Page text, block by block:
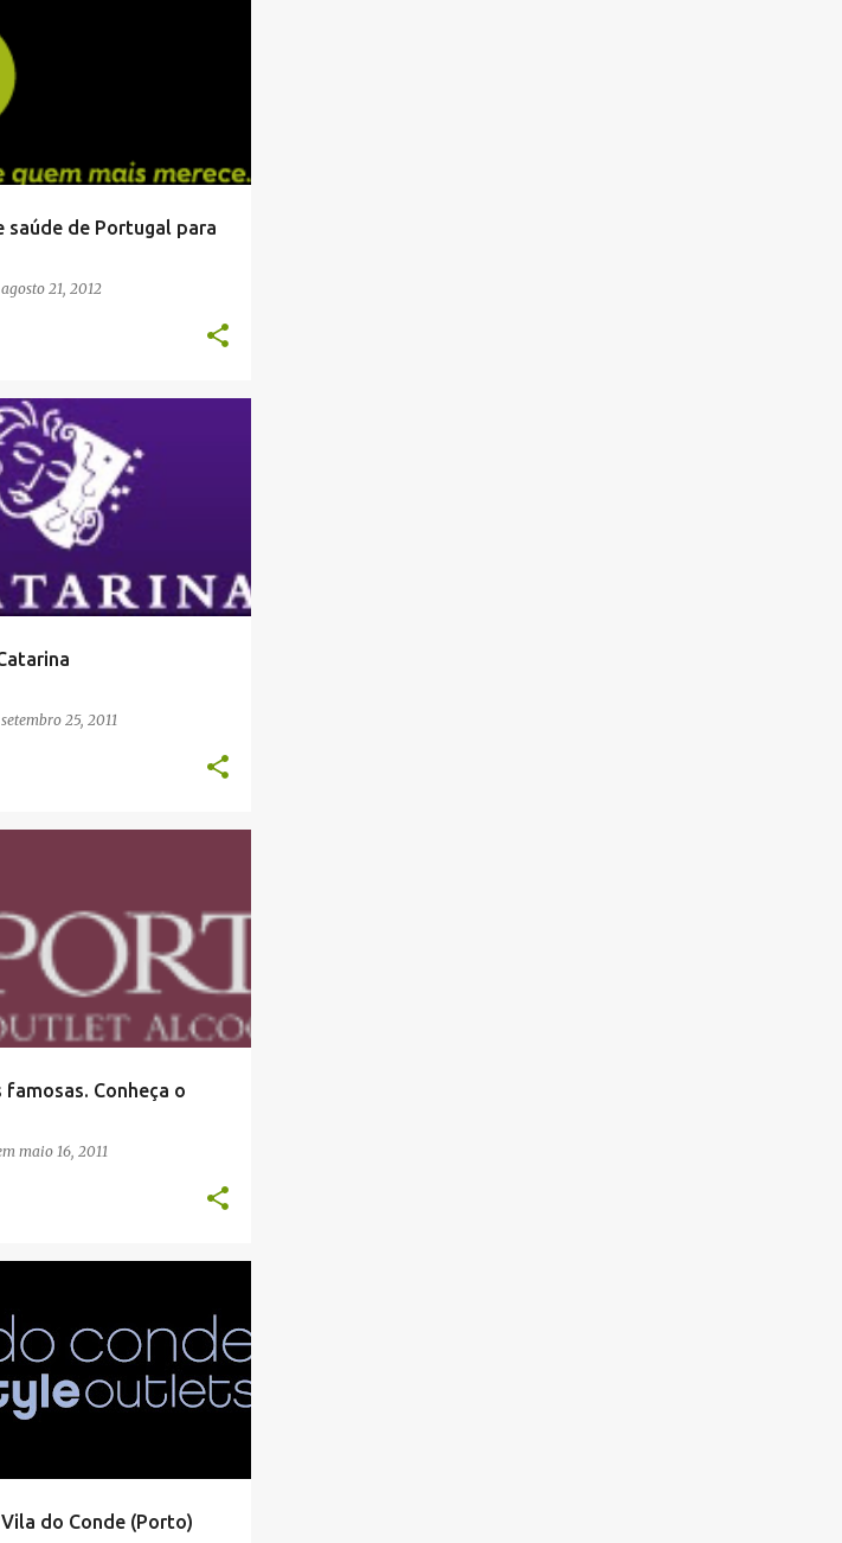
saúde de Portugal para
agosto 21, 2012
setembro 25, 2011
Conheça o
maio 16, 2011
do Conde (Porto)